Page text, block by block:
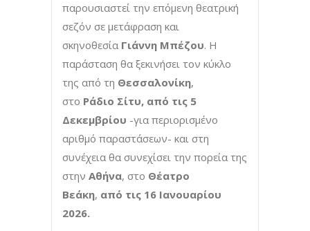
παρουσιαστεί την επόμενη θεατρική
σεζόν σε μετάφραση και
σκηνοθεσία Γιάννη Μπέζου. Η
παράσταση θα ξεκινήσει τον κύκλο
της από τη Θεσσαλονίκη,
στο Ράδιο Σίτυ, από τις 5
Δεκεμβρίου -για περιορισμένο
αριθμό παραστάσεων- και στη
συνέχεια θα συνεχίσει την πορεία της
στην Αθήνα, στο Θέατρο
Βεάκη, από τις 16 Ιανουαρίου
2026.